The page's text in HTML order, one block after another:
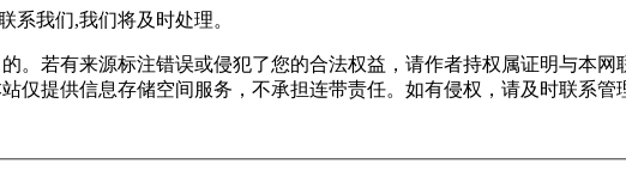
系我们,我们将及时处理。
。若有来源标注错误或侵犯了您的合法权益，请作者持权属证明与本
仅提供信息存储空间服务，不承担连带责任。如有侵权，请及时联系管